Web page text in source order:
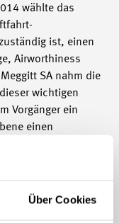
Über Cookies
wählte das
ist, einen
Airworthiness
SA nahm die
wichtigen
Vorgänger ein
einen
EN-9100 zwingend